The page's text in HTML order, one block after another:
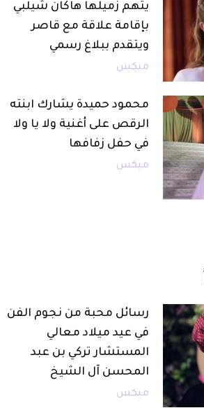
يتهم زميلها هاكان شيلبي
بإقامة علاقة مع قاصر
ويتقدم ببلاغ رسمي
ميكس
محمود حميدة يشارك ابنته
الرقص على أغنية ولا يا ولا
في حفل زفافها
ميكس
رسائل محبة من نجوم الفن
في عيد ميلاد معالي
المستشار تركي بن عبد
المحسن آل الشيخ
ميكس